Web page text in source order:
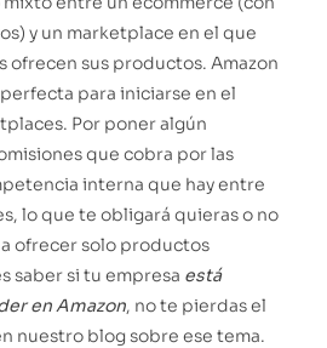
y un marketplace en el que
ofrecen sus productos. Amazon
para iniciarse en el
Por poner algún
que cobra por las
interna que hay entre
lo que te obligará quieras o no
ofrecer solo productos
saber si tu empresa está
en Amazon, no te pierdas el
nuestro blog sobre ese tema.